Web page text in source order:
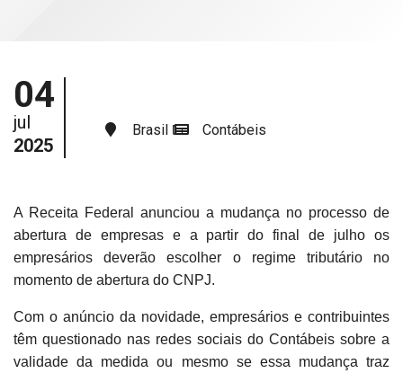
04
jul
2025
Brasil Contábeis
A Receita Federal anunciou a mudança no processo de
abertura de empresas e a partir do final de julho os
empresários deverão escolher o regime tributário no
momento de abertura do CNPJ.
Com o anúncio da novidade, empresários e contribuintes
têm questionado nas redes sociais do Contábeis sobre a
validade da medida ou mesmo se essa mudança traz